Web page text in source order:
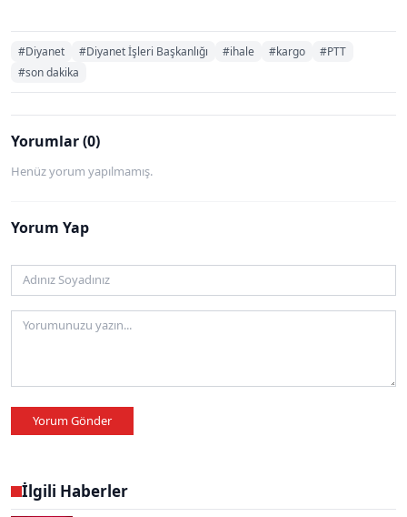
#Diyanet #Diyanet İşleri Başkanlığı #ihale #kargo
#PTT
#son dakika
Yorumlar (0)
Henüz yorum yapılmamış.
Yorum Yap
Yorum Gönder
İlgili Haberler